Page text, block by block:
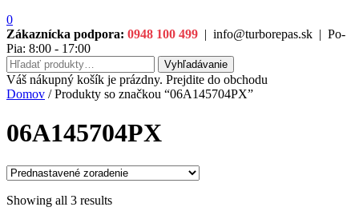
0
Zákaznícka podpora: 0948 100 499 | info@turborepas.sk | Po-
Pia: 8:00 - 17:00
Hľadať:
Vyhľadávanie
Váš nákupný košík je prázdny. Prejdite do obchodu
Domov / Produkty so značkou “06A145704PX”
06A145704PX
Showing all 3 results